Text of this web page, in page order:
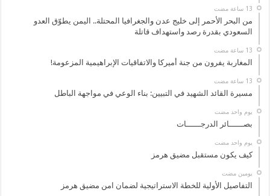
من البحر الأحمر إلى خليج عدن والجغرافيا المحتلة.. اليمن يطوّق العدو
السعودي بقدرة رصد واستهداف قاتلة
المغاربة يفرون من جنة أميركا والاتفاقيات الإبراهيمية المزعومة!
مسيرة القائد الشهيد في التبيين: بناء الوعي في مواجهة الباطل
‏يوم واحد مضت
بصــــــائر الدرجــــــات
‏يوم واحد مضت
كيف يكون مستقبل مضيق هرمز
‏يومين مضت
التفاصيل الأولية للخطة الاستراتيجية لضمان امن مضيق هرمز